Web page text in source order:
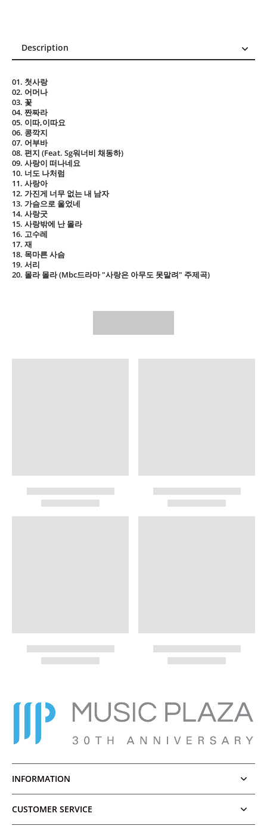
Description
01. 첫사랑
02. 어머나
03. 꽃
04. 짠짜라
05. 이따,이따요
06. 콩깍지
07. 어부바
08. 편지 (Feat. Sg워너비 채동하)
09. 사랑이 떠나네요
10. 너도 나처럼
11. 사랑아
12. 가진게 너무 없는 내 남자
13. 가슴으로 울었네
14. 사랑굿
15. 사랑밖에 난 몰라
16. 고수레
17. 재
18. 목마른 사슴
19. 서리
20. 몰라 몰라 (Mbc드라마 "사랑은 아무도 못말려" 주제곡)
INFORMATION
CUSTOMER SERVICE